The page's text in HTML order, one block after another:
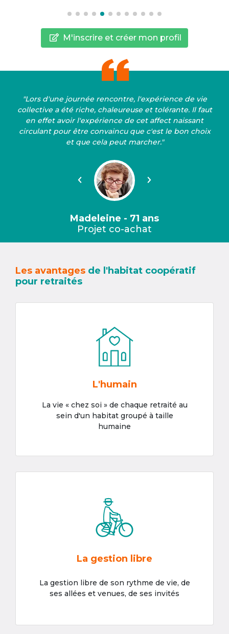
M'inscrire et créer mon profil
"Lors d'une journée rencontre, l'expérience de vie
collective a été riche, chaleureuse et tolérante. Il faut
en effet avoir l'expérience de cet affect naissant
circulant pour être convaincu que c'est le bon choix
et que cela peut marcher."
Précédent Suivant
Madeleine - 71 ans
Projet co-achat
Les avantages de l'habitat coopératif
pour retraités
L'humain
La vie « chez soi » de chaque retraité au
sein d'un habitat groupé à taille
humaine
La gestion libre
La gestion libre de son rythme de vie, de
ses allées et venues, de ses invités